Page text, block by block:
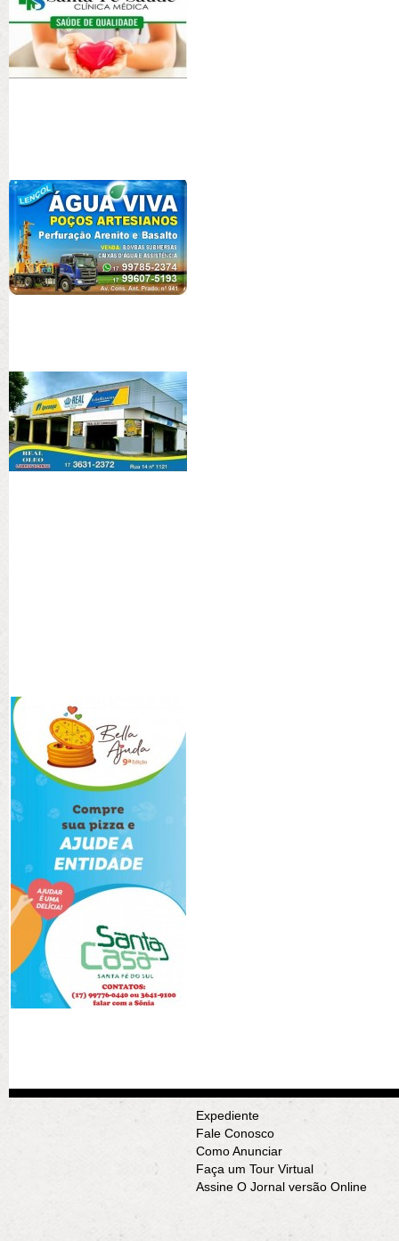
Expediente
Fale Conosco
Como Anunciar
Faça um Tour Virtual
Assine O Jornal versão Online